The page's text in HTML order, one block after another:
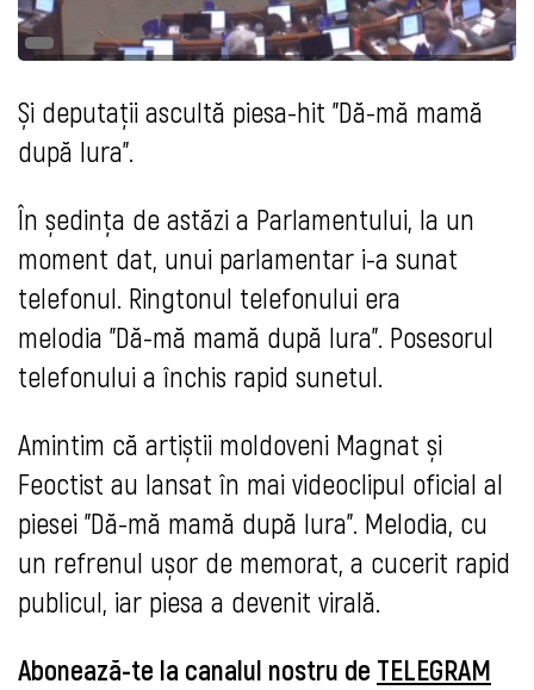
Și deputații ascultă piesa-hit "Dă-mă mamă
după Iura".
În ședința de astăzi a Parlamentului, la un
moment dat, unui parlamentar i-a sunat
telefonul. Ringtonul telefonului era
melodia "Dă-mă mamă după Iura". Posesorul
telefonului a închis rapid sunetul.
Amintim că artiștii moldoveni Magnat și
Feoctist au lansat în mai videoclipul oficial al
piesei "Dă-mă mamă după Iura". Melodia, cu
un refrenul ușor de memorat, a cucerit rapid
publicul, iar piesa a devenit virală.
Abonează-te la canalul nostru de TELEGRAM